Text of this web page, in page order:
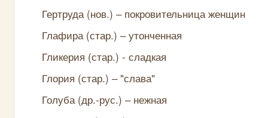
Гертруда (нов.) – покровительница женщин
Глафира (стар.) – утонченная
Гликерия (стар.) - сладкая
Глория (стар.) – "слава"
Голуба (др.-рус.) – нежная